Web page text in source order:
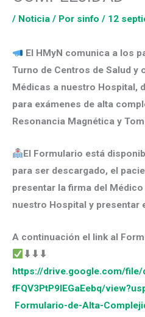
/ Noticia / Por sinfo / 12
El HMyN comunica a los
Turno de Centros de Salud y
Médicas a nuestro Hospital,
para exámenes de alta
Resonancia Magnética y
El Formulario está
para ser descargado, el
presentar la firma del
nuestro Hospital y presentar
A continuación el link al
⬇⬇⬇
https://drive.google.com/file/
fFQV3PtP9IEGaEebq/
Formulario-de-Alta-